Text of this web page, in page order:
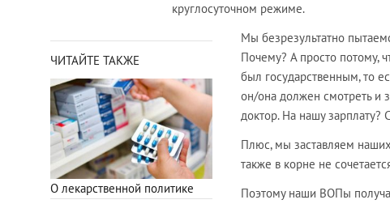
круглосуточном режиме.
ЧИТАЙТЕ ТАКЖЕ
О лекарственной политике
Мы безрезультатно
Почему? А просто потому,
был государственным, то
он/она должен смотреть и
доктор. На нашу
Плюс, мы заставляем
также в корне не
Поэтому наши ВОПы